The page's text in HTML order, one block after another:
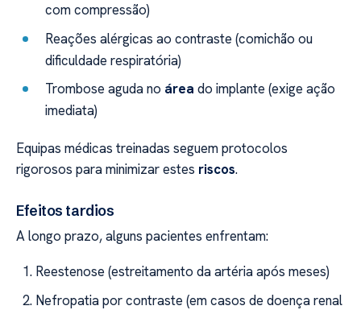
com compressão)
Reações alérgicas ao contraste (comichão ou
dificuldade respiratória)
Trombose aguda no área do implante (exige ação
imediata)
Equipas médicas treinadas seguem protocolos
rigorosos para minimizar estes riscos.
Efeitos tardios
A longo prazo, alguns pacientes enfrentam:
Reestenose (estreitamento da artéria após meses)
Nefropatia por contraste (em casos de doença renal